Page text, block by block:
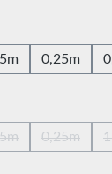
0,25m
no está
(Esta opción no
0,25m
(Esta